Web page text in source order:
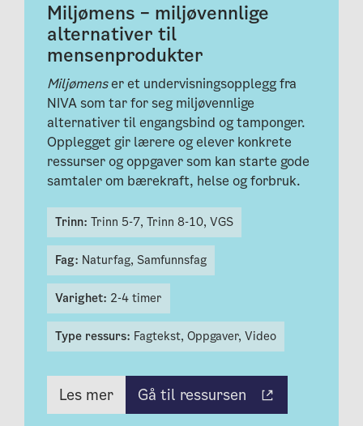
Miljømens – miljøvennlige
alternativer til
mensenprodukter
Miljømenser et undervisningsopplegg fra
NIVA som tar for seg miljøvennlige
alternativer til engangsbind og tamponger.
Opplegget gir lærere og elever konkrete
ressurser og oppgaver som kan starte gode
samtaler om bærekraft, helse og forbruk.
Trinn: Trinn 5-7, Trinn 8-10, VGS
Fag: Naturfag, Samfunnsfag
Varighet: 2-4 timer
Type ressurs: Fagtekst, Oppgaver, Video
Les mer Gå til ressursen